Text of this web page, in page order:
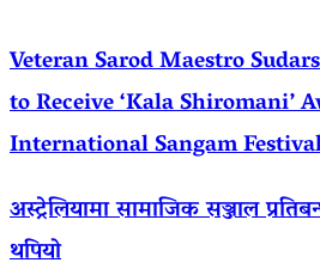
Veteran Sarod Maestro
to Receive ‘Kala Shiromani’
International Sangam
अस्ट्रेलियामा सामाजिक सञ्जाल
थपियो